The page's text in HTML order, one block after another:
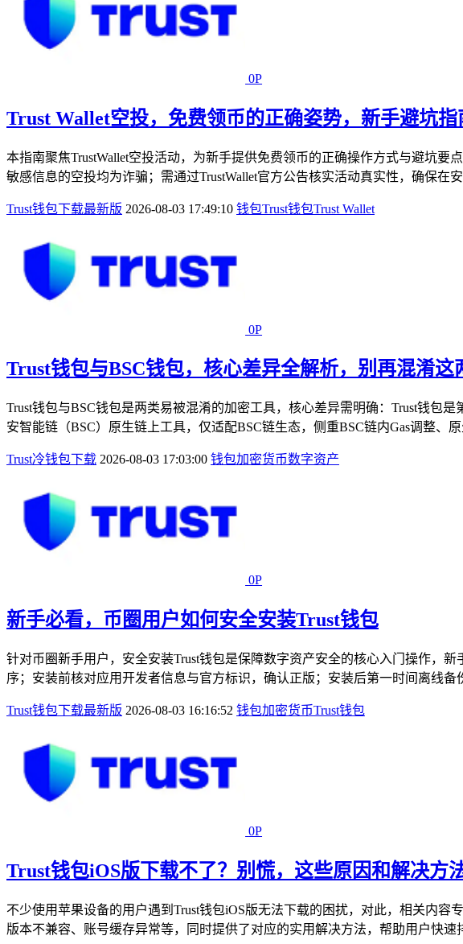
0P
Trust Wallet空投，免费领币的正确姿势，新手避坑指
本指南聚焦TrustWallet空投活动，为新手提供免费领币的正确操作方式与避坑
敏感信息的空投均为诈骗；需通过TrustWallet官方公告核实活动真实性，确保在
Trust钱包下载最新版 2026-08-03 17:49:10 钱包Trust钱包Trust Wallet
0P
Trust钱包与BSC钱包，核心差异全解析，别再混淆这
Trust钱包与BSC钱包是两类易被混淆的加密工具，核心差异需明确：Trust钱包
安智能链（BSC）原生链上工具，仅适配BSC链生态，侧重BSC链内Gas调整、
Trust冷钱包下载 2026-08-03 17:03:00 钱包加密货币数字资产
0P
新手必看，币圈用户如何安全安装Trust钱包
针对币圈新手用户，安全安装Trust钱包是保障数字资产安全的核心入门操作，
序；安装前核对应用开发者信息与官方标识，确认正版；安装后第一时间离线
Trust钱包下载最新版 2026-08-03 16:16:52 钱包加密货币Trust钱包
0P
Trust钱包iOS版下载不了？别慌，这些原因和解决方
不少使用苹果设备的用户遇到Trust钱包iOS版无法下载的困扰，对此，相关内
版本不兼容、账号缓存异常等，同时提供了对应的实用解决方法，帮助用户快